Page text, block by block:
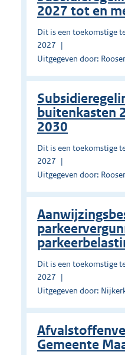
2027 tot en
Dit is een toekomstige
2027
Uitgegeven door:
buitenkasten
2030
Dit is een toekomstige
2027
Uitgegeven door:
Dit is een toekomstige
2027
Uitgegeven door:
Gemeente